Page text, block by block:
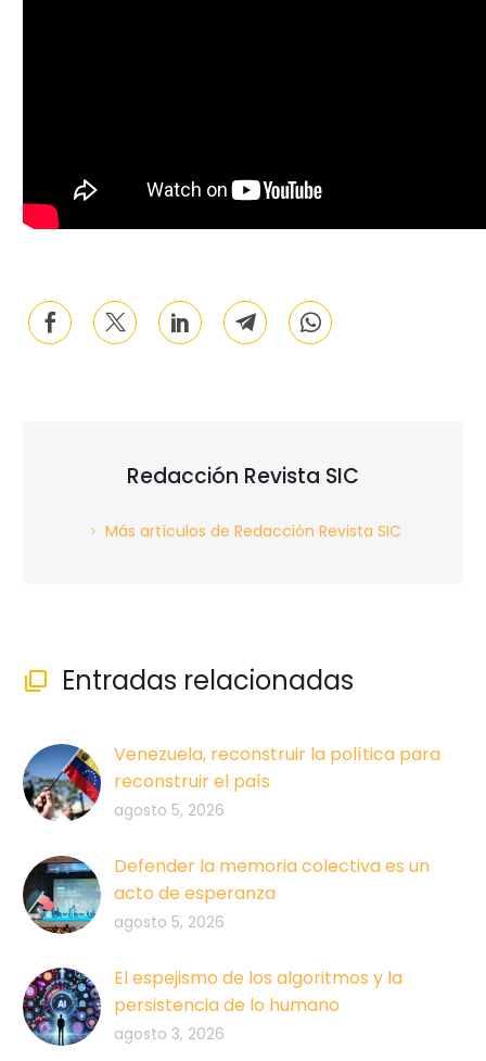
Redacción Revista SIC
Más artículos de Redacción Revista SIC
 Entradas relacionadas
Venezuela, reconstruir la política para
reconstruir el país
agosto 5, 2026
Defender la memoria colectiva es un
acto de esperanza
agosto 5, 2026
El espejismo de los algoritmos y la
persistencia de lo humano
agosto 3, 2026